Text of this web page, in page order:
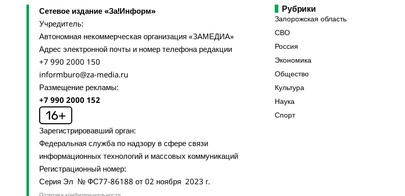
Сетевое издание «За!Информ»
Учредитель:
Автономная некоммерческая организация «ЗАМЕДИА»
Адрес электронной почты и номер телефона редакции
+7 990 2000 150
informburo@za-media.ru
Размещение рекламы:
+7 990 2000 152
Зарегистрировавший орган:
Федеральная служба по надзору в сфере связи
информационных технологий и массовых коммуникаций
Регистрационный номер:
Серия Эл № ФС77-86188 от 02 ноября 2023 г.
Рубрики
Запорожская область
СВО
Россия
Экономика
Общество
Культура
Наука
Спорт